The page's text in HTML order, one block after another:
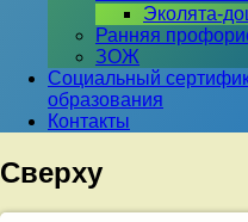
Эколята-
Ранняя
ЗОЖ
Социальный
образования
Контакты
Сверху